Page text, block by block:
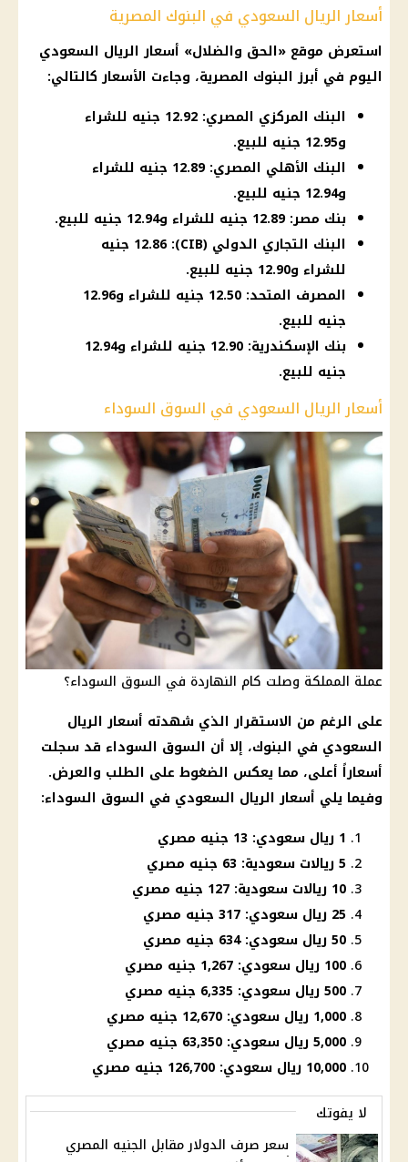
أسعار الريال السعودي في البنوك المصرية
استعرض موقع «الحق والضلال» أسعار الريال السعودي
اليوم في أبرز البنوك المصرية، وجاءت الأسعار كالتالي:
البنك المركزي المصري: 12.92 جنيه للشراء
و12.95 جنيه للبيع.
البنك الأهلي المصري: 12.89 جنيه للشراء
و12.94 جنيه للبيع.
بنك مصر: 12.89 جنيه للشراء و12.94 جنيه للبيع.
البنك التجاري الدولي (CIB): 12.86 جنيه
للشراء و12.90 جنيه للبيع.
المصرف المتحد: 12.50 جنيه للشراء و12.96
جنيه للبيع.
بنك الإسكندرية: 12.90 جنيه للشراء و12.94
جنيه للبيع.
أسعار الريال السعودي في السوق السوداء
عملة المملكة وصلت كام النهاردة في السوق السوداء؟
على الرغم من الاستقرار الذي شهدته أسعار الريال
السعودي في البنوك، إلا أن السوق السوداء قد سجلت
أسعاراً أعلى، مما يعكس الضغوط على الطلب والعرض.
وفيما يلي أسعار الريال السعودي في السوق السوداء:
1 ريال سعودي: 13 جنيه مصري
5 ريالات سعودية: 63 جنيه مصري
10 ريالات سعودية: 127 جنيه مصري
25 ريال سعودي: 317 جنيه مصري
50 ريال سعودي: 634 جنيه مصري
100 ريال سعودي: 1,267 جنيه مصري
500 ريال سعودي: 6,335 جنيه مصري
1,000 ريال سعودي: 12,670 جنيه مصري
5,000 ريال سعودي: 63,350 جنيه مصري
10,000 ريال سعودي: 126,700 جنيه مصري
لا يفوتك
سعر صرف الدولار مقابل الجنيه المصري